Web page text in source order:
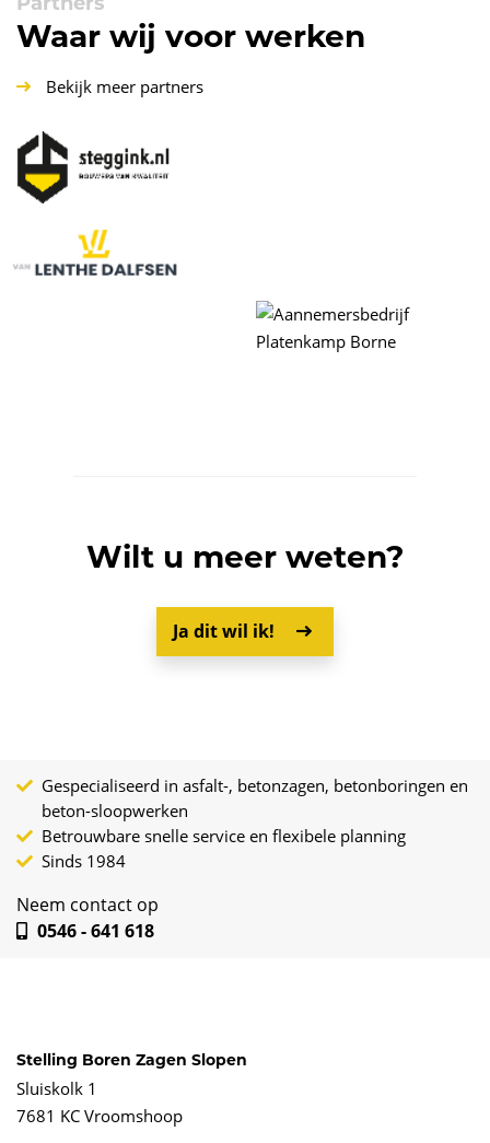
Partners
Waar wij voor werken
Bekijk meer partners
Wilt u meer weten?
Ja dit wil ik!
Gespecialiseerd in asfalt-, betonzagen, betonboringen en
beton-sloopwerken
Betrouwbare snelle service en flexibele planning
Sinds 1984
Neem contact op
0546 - 641 618
Stelling Boren Zagen Slopen
Sluiskolk 1
7681 KC Vroomshoop